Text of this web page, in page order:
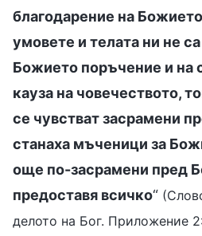
благодарение на
умовете и телата ни не
Божието поръчение и на
кауза на човечеството,
се чувстват засрамени
станаха мъченици за
още по-засрамени пред
предоставя всичко“
делото на Бог. Приложение